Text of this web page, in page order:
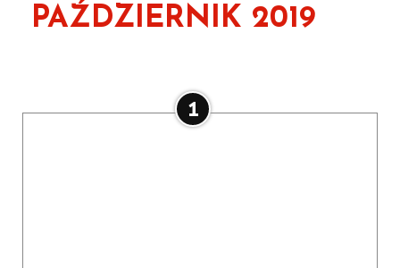
PAŹDZIERNIK 2019
1